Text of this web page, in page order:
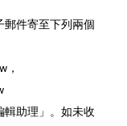
郵件寄至下列兩個
，
輯助理」。如未收